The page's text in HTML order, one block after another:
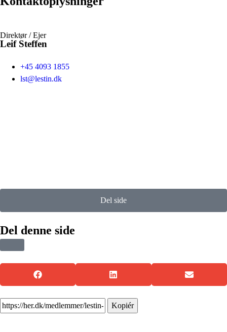
Direktør / Ejer
Leif Steffen
+45 4093 1855
lst@lestin.dk
Del side
Del denne side
Kopiér